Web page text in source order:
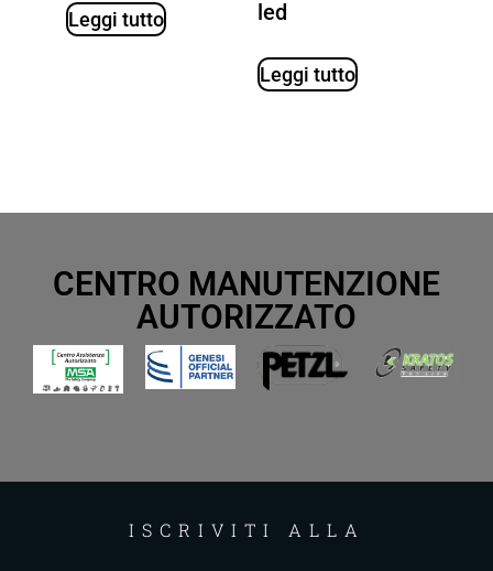
Leggi tutto led
Leggi tutto
CENTRO MANUTENZIONE
AUTORIZZATO
ISCRIVITI ALLA